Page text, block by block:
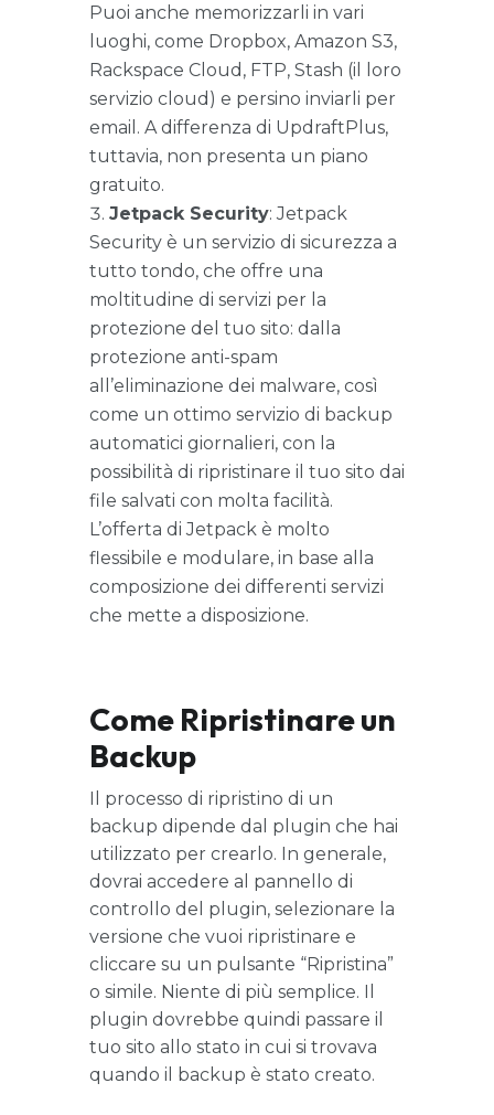
Puoi anche memorizzarli in vari
luoghi, come Dropbox, Amazon S3,
Rackspace Cloud, FTP, Stash (il loro
servizio cloud) e persino inviarli per
email. A differenza di UpdraftPlus,
tuttavia, non presenta un piano
gratuito.
Jetpack Security: Jetpack
Security è un servizio di sicurezza a
tutto tondo, che offre una
moltitudine di servizi per la
protezione del tuo sito: dalla
protezione anti-spam
all’eliminazione dei malware, così
come un ottimo servizio di backup
automatici giornalieri, con la
possibilità di ripristinare il tuo sito dai
file salvati con molta facilità.
L’offerta di Jetpack è molto
flessibile e modulare, in base alla
composizione dei differenti servizi
che mette a disposizione.
Come Ripristinare un
Backup
Il processo di ripristino di un
backup dipende dal plugin che hai
utilizzato per crearlo. In generale,
dovrai accedere al pannello di
controllo del plugin, selezionare la
versione che vuoi ripristinare e
cliccare su un pulsante “Ripristina”
o simile. Niente di più semplice. Il
plugin dovrebbe quindi passare il
tuo sito allo stato in cui si trovava
quando il backup è stato creato.